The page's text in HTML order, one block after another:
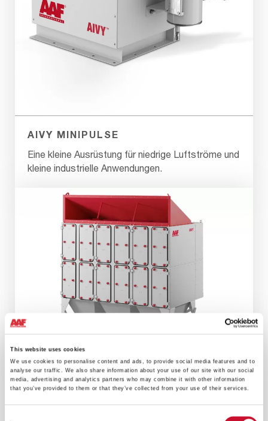
This website uses cookies
We use cookies to personalise content and ads, to provide social media features and to
analyse our traffic. We also share information about your use of our site with our social
media, advertising and analytics partners who may combine it with other information
that you’ve provided to them or that they’ve collected from your use of their services.
AIVY MINIPULSE
Eine kleine Ausrüstung für niedrige Luftströme und
kleine industrielle Anwendungen.